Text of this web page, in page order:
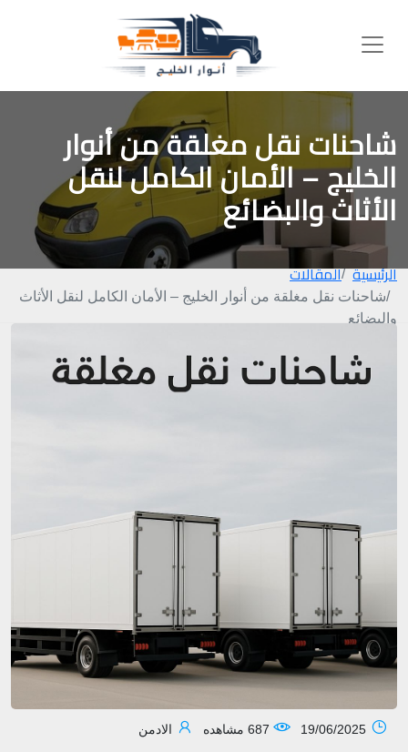
شاحنات نقل مغلقة من أنوار
الخليج – الأمان الكامل لنقل
الأثاث والبضائع
الرئيسية المقالات
شاحنات نقل مغلقة من أنوار الخليج – الأمان الكامل لنقل الأثاث
والبضائع
الادمن